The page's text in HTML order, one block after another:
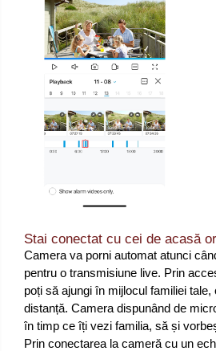
Stai conectat cu cei de acasă
Camera va porni automat atunci
pentru o transmisiune live. Prin
poți să ajungi în mijlocul familiei
distanță. Camera dispunând de
în timp ce îți vezi familia, să și
Prin conectarea la cameră cu un